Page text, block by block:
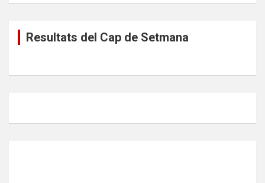
Resultats del Cap de Setmana